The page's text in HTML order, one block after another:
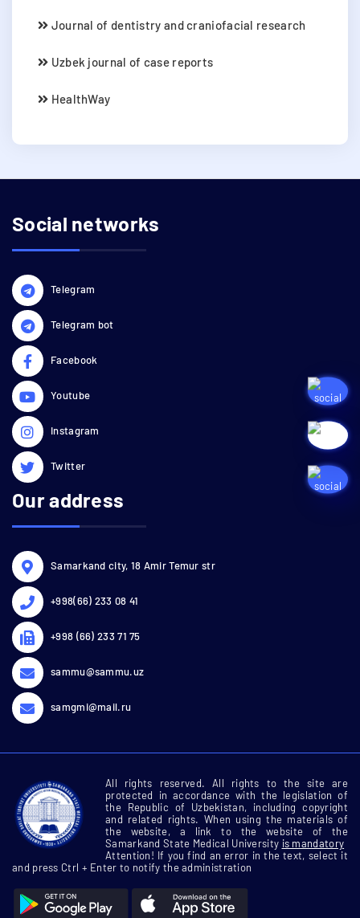
Journal of dentistry and craniofacial research
Uzbek journal of case reports
HealthWay
Social networks
Telegram
Telegram bot
Facebook
Youtube
Instagram
Twitter
Our address
Samarkand city, 18 Amir Temur str
+998(66) 233 08 41
+998 (66) 233 71 75
sammu@sammu.uz
samgmi@mail.ru
All rights reserved. All rights to the site are
protected in accordance with the legislation of
the Republic of Uzbekistan, including copyright
and related rights. When using the materials of
the website, a link to the website of the
Samarkand State Medical University is mandatory
Attention! If you find an error in the text, select it
and press Ctrl + Enter to notify the administration